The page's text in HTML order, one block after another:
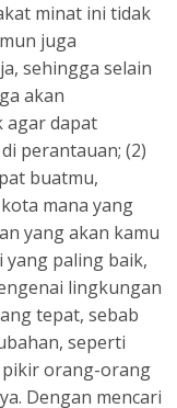
minat ini tidak
juga
sehingga selain
akan
agar dapat
perantauan; (2)
buatmu,
mana yang
yang akan kamu
yang paling baik,
lingkungan
tepat, sebab
seperti
pikir orang-orang
Dengan mencari